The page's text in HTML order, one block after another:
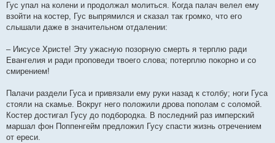
Гус упал на колени и продолжал молиться. Когда палач велел ему
взойти на костер, Гус выпрямился и сказал так громко, что его
слышали даже в значительном отдалении:
– Иисусе Христе! Эту ужасную позорную смерть я терплю ради
Евангелия и ради проповеди твоего слова; потерплю покорно и со
смирением!
Палачи раздели Гуса и привязали ему руки назад к столбу; ноги Гуса
стояли на скамье. Вокруг него положили дрова пополам с соломой.
Костер достигал Гусу до подбородка. В последний раз имперский
маршал фон Поппенгейм предложил Гусу спасти жизнь отречением
от ереси.